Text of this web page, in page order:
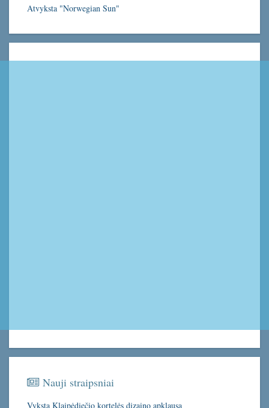
Atvyksta "Norwegian Sun"
Nauji straipsniai
Vyksta Klaipėdiečio kortelės dizaino apklausa